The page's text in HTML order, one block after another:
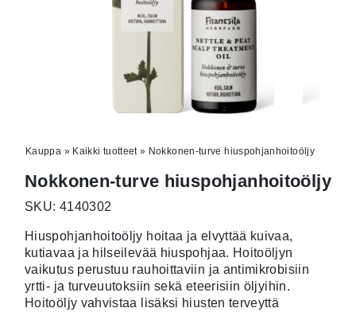
Kauppa » Kaikki tuotteet» Nokkonen-turve hiuspohjanhoitoöljy
Nokkonen-turve hiuspohjanhoitoöljy
SKU: 4140302
Hiuspohjanhoitoöljy hoitaa ja elvyttää kuivaa,
kutiavaa ja hilseilevää hiuspohjaa. Hoitoöljyn
vaikutus perustuu rauhoittaviin ja antimikrobisiin
yrtti- ja turveuutoksiin sekä eteerisiin öljyihin.
Hoitoöljy vahvistaa lisäksi hiusten terveyttä